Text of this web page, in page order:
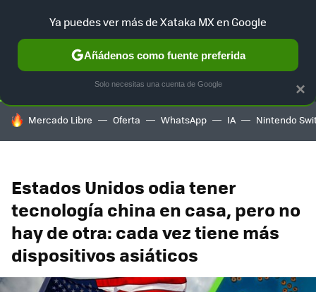
SELECCIÓN GAMING HOME AUTO TERRITORIO
HOY SE HABLA DE
Mercado Libre Oferta WhatsApp IA Nintendo
Estados Unidos odia tener
tecnología china en casa, pero no
hay de otra: cada vez tiene más
dispositivos asiáticos
×
Ya puedes ver más de Xataka MX en Google
Añádenos como fuente preferida
Solo necesitas una cuenta de Google